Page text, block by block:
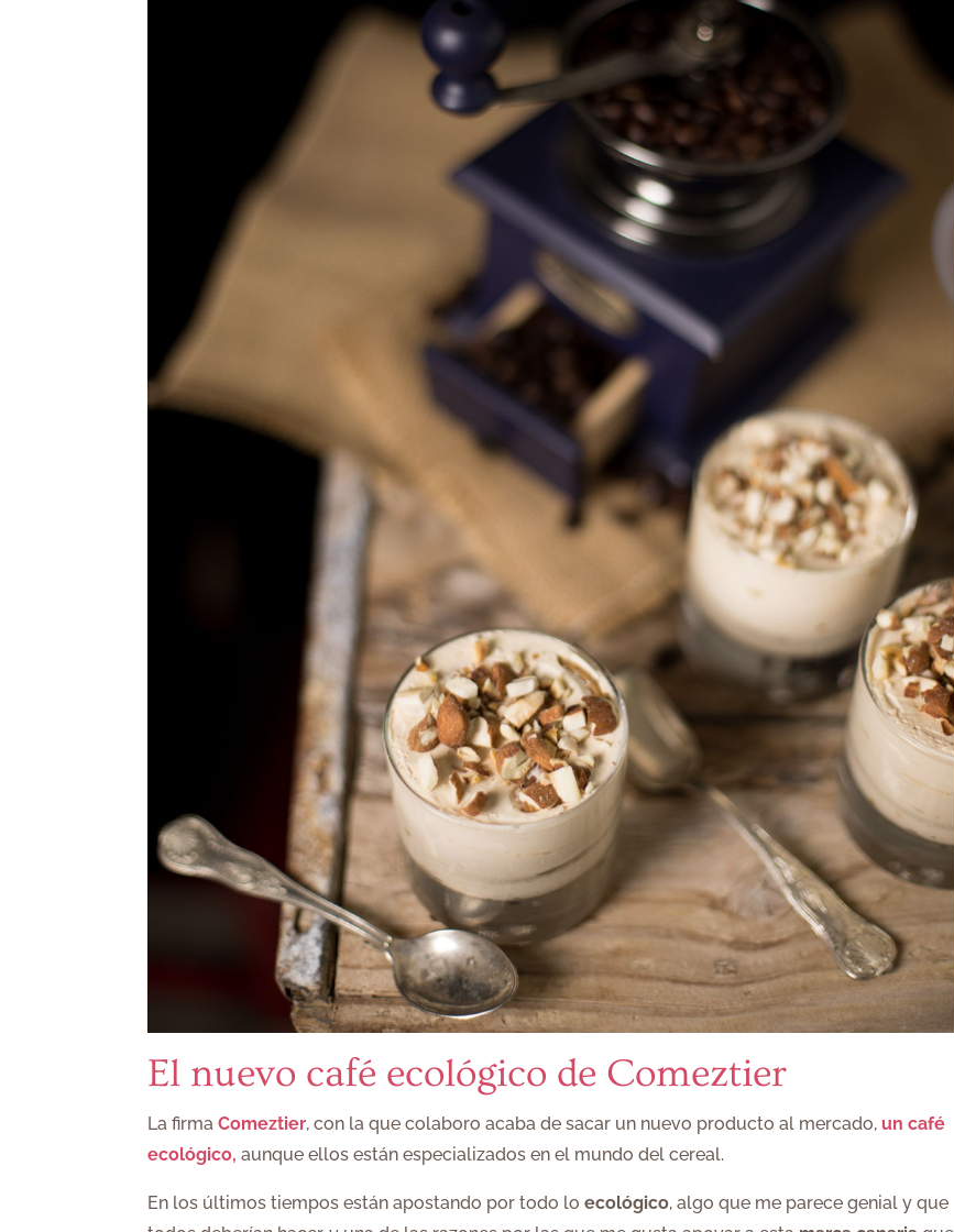
El nuevo café ecológico de Comeztier
La firmaComeztier, con la que colaboro acaba de sacar un nuevo producto al mercado, un café
ecológico, aunque ellos están especializados en el mundo del cereal.
En los últimos tiempos están apostando por todo loecológico, algo que me parece genial y que